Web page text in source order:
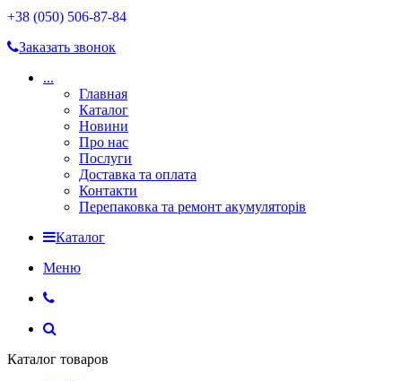
+38 (050) 506-87-84
Заказать звонок
...
Главная
Каталог
Новини
Про нас
Послуги
Доставка та оплата
Контакти
Перепаковка та ремонт акумуляторів
Каталог
Меню
Каталог товаров